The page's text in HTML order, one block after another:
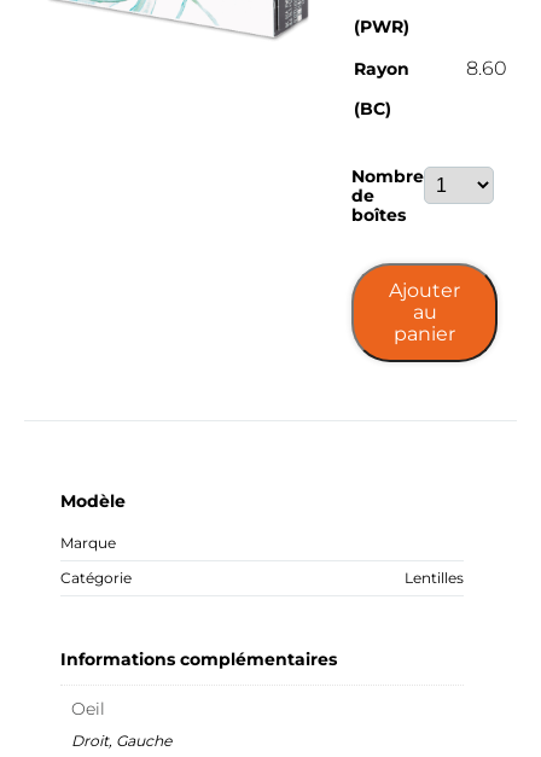
(PWR)
Rayon
(BC)
8.60
Nombre
de
boîtes
quantité
de
(30l)
Ajouter
au
panier
Modèle
Marque
Catégorie
Lentilles
Informations complémentaires
Oeil
Droit, Gauche